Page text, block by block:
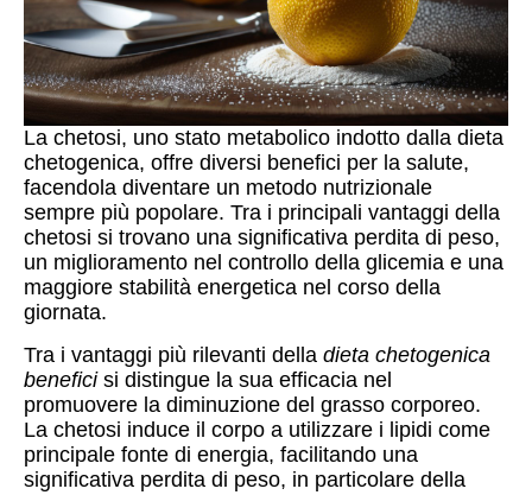
La chetosi, uno stato metabolico indotto dalla dieta
chetogenica, offre diversi benefici per la salute,
facendola diventare un metodo nutrizionale
sempre più popolare. Tra i principali vantaggi della
chetosi si trovano una significativa perdita di peso,
un miglioramento nel controllo della glicemia e una
maggiore stabilità energetica nel corso della
giornata.
Tra i vantaggi più rilevanti della dieta chetogenica
beneficisi distingue la sua efficacia nel
promuovere la diminuzione del grasso corporeo.
La chetosi induce il corpo a utilizzare i lipidi come
principale fonte di energia, facilitando una
significativa perdita di peso, in particolare della